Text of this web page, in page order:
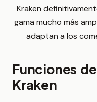
Kraken
gama mucho más
adaptan a los
Funciones
Kraken